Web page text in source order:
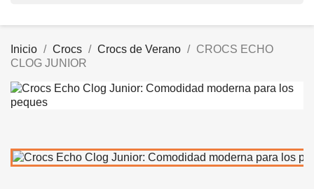
Inicio Crocs Crocs de Verano
CROCS ECHO
CLOG JUNIOR